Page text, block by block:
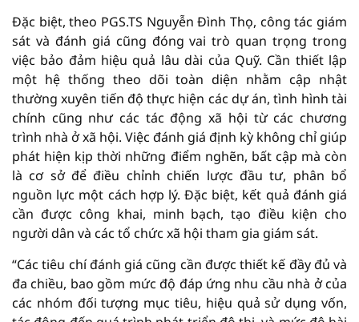
Đặc biệt, theo PGS.TS Nguyễn Đình Thọ, công tác giám
sát và đánh giá cũng đóng vai trò quan trọng trong
việc bảo đảm hiệu quả lâu dài của Quỹ. Cần thiết lập
một hệ thống theo dõi toàn diện nhằm cập nhật
thường xuyên tiến độ thực hiện các dự án, tình hình tài
chính cũng như các tác động xã hội từ các chương
trình nhà ở xã hội. Việc đánh giá định kỳ không chỉ giúp
phát hiện kịp thời những điểm nghẽn, bất cập mà còn
là cơ sở để điều chỉnh chiến lược đầu tư, phân bổ
nguồn lực một cách hợp lý. Đặc biệt, kết quả đánh giá
cần được công khai, minh bạch, tạo điều kiện cho
người dân và các tổ chức xã hội tham gia giám sát.
“Các tiêu chí đánh giá cũng cần được thiết kế đầy đủ và
đa chiều, bao gồm mức độ đáp ứng nhu cầu nhà ở của
các nhóm đối tượng mục tiêu, hiệu quả sử dụng vốn,